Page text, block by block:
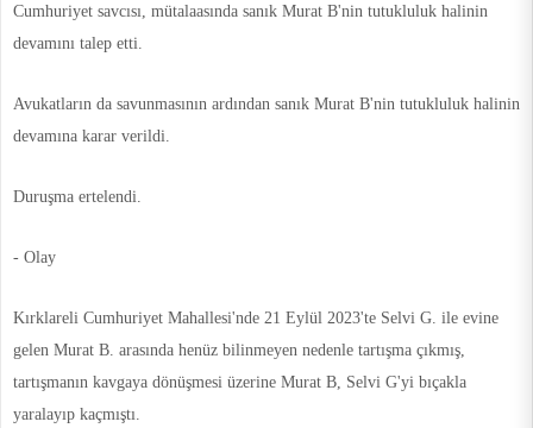
Cumhuriyet savcısı, mütalaasında sanık Murat B'nin tutukluluk halinin
devamını talep etti.
Avukatların da savunmasının ardından sanık Murat B'nin tutukluluk halinin
devamına karar verildi.
Duruşma ertelendi.
- Olay
Kırklareli Cumhuriyet Mahallesi'nde 21 Eylül 2023'te Selvi G. ile evine
gelen Murat B. arasında henüz bilinmeyen nedenle tartışma çıkmış,
tartışmanın kavgaya dönüşmesi üzerine Murat B, Selvi G'yi bıçakla
yaralayıp kaçmıştı.